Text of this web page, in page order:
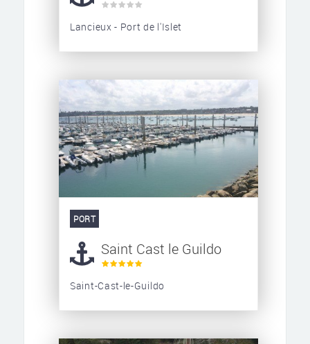
Lancieux - Port de l'Islet
PORT
Saint Cast le Guildo
Saint-Cast-le-Guildo